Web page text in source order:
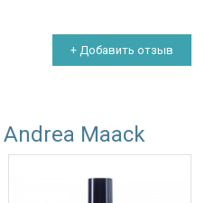
+ Добавить отзыв
Andrea Maack